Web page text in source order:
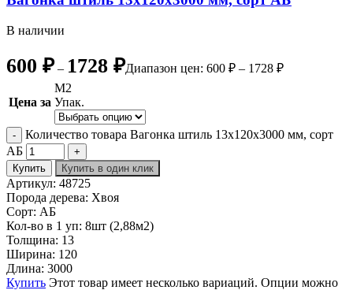
В наличии
600 ₽ – 1728 ₽Диапазон цен: 600 ₽ – 1728 ₽
Цена за
М2
Упак.
Количество товара Вагонка штиль 13х120х3000 мм, сорт
АБ
Купить Купить в один клик
Артикул: 48725
Порода дерева: Хвоя
Сорт: АБ
Кол-во в 1 уп: 8шт (2,88м2)
Толщина: 13
Ширина: 120
Длина: 3000
Купить Этот товар имеет несколько вариаций. Опции можно